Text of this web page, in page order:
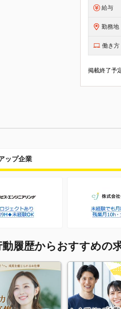
給与
勤務地
働き方
掲載終了予
ップ企業
履歴からおすすめの